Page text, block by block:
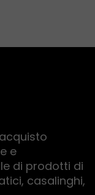
e
di prodotti di
casalinghi,